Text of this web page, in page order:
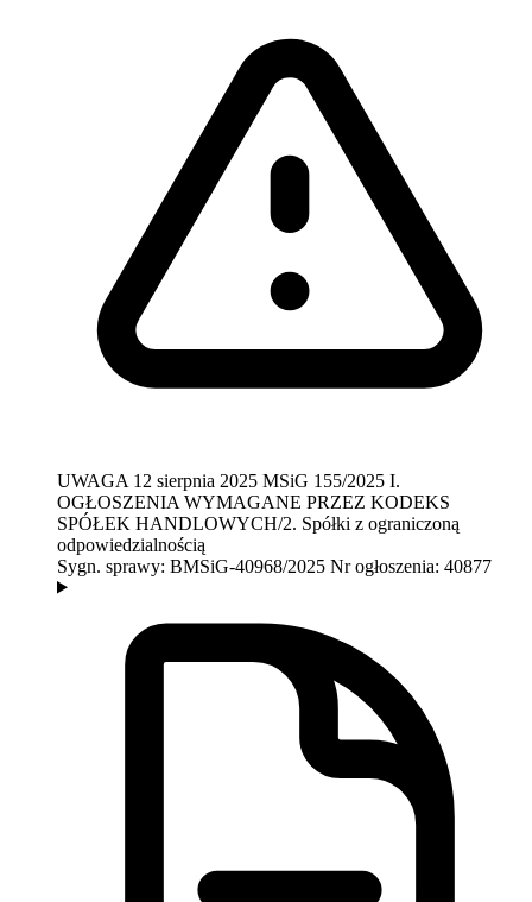
UWAGA 12 sierpnia 2025 MSiG 155/2025 I.
OGŁOSZENIA WYMAGANE PRZEZ KODEKS
SPÓŁEK HANDLOWYCH/2. Spółki z ograniczoną
odpowiedzialnością
Sygn. sprawy: BMSiG-40968/2025 Nr ogłoszenia: 40877